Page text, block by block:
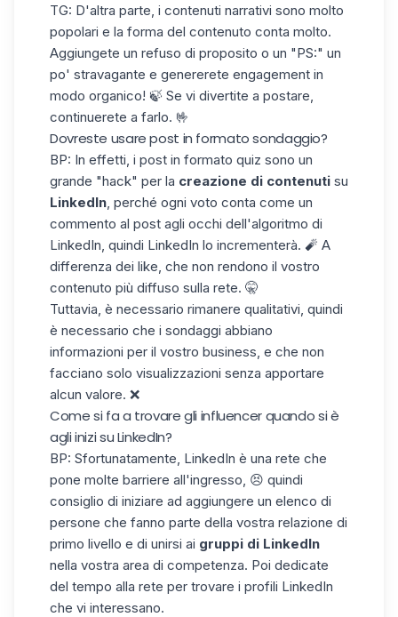
TG: D'altra parte, i contenuti narrativi sono molto
popolari e la forma del contenuto conta molto.
Aggiungete un refuso di proposito o un "PS:" un
po' stravagante e genererete engagement in
modo organico! 🍃 Se vi divertite a postare,
continuerete a farlo. 🤟
Dovreste usare post in formato sondaggio?
BP: In effetti, i post in formato quiz sono un
grande "hack" per la creazione di contenuti su
LinkedIn , perché ogni voto conta come un
commento al post agli occhi dell'algoritmo di
LinkedIn, quindi LinkedIn lo incrementerà. 🧨 A
differenza dei like, che non rendono il vostro
contenuto più diffuso sulla rete. 🤫
Tuttavia, è necessario rimanere qualitativi, quindi
è necessario che i sondaggi abbiano
informazioni per il vostro business, e che non
facciano solo visualizzazioni senza apportare
alcun valore. ❌
Come si fa a trovare gli influencer quando si è
agli inizi su LinkedIn?
BP: Sfortunatamente, LinkedIn è una rete che
pone molte barriere all'ingresso, 😣 quindi
consiglio di iniziare ad aggiungere un elenco di
persone che fanno parte della vostra relazione di
primo livello e di unirsi ai gruppi di LinkedIn
nella vostra area di competenza. Poi dedicate
del tempo alla rete per trovare i profili LinkedIn
che vi interessano.